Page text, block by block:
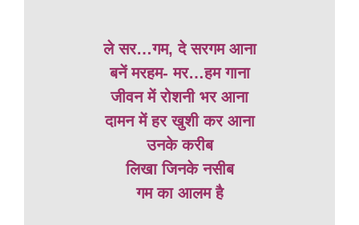
ले सर…गम, दे सरगम आना
बनें मरहम- मर…हम गाना
जीवन में रोशनी भर आना
दामन में हर खुशी कर आना
उनके करीब
लिखा जिनके नसीब
गम का आलम है